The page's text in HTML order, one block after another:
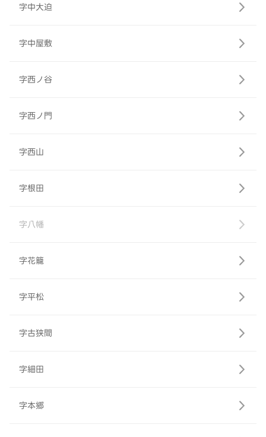
字中大迫
字中屋敷
字西ノ谷
字西ノ門
字西山
字根田
字八幡
字花籠
字平松
字古狭間
字細田
字本郷